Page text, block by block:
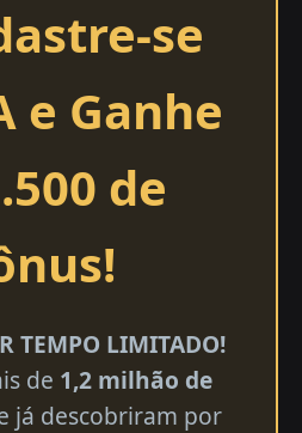
se
e Ganhe
de
TEMPO LIMITADO!
de 1,2 milhão de
já descobriram por